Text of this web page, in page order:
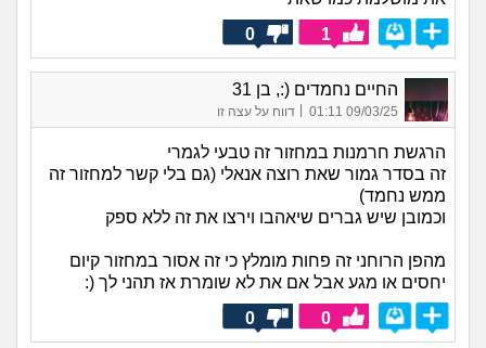
1
0
החיים נחמדים (:, בן 31
09/03/25 01:11
| דווח על עצה זו
הרגשת חרמנות במחזור זה טבעי לגמרי
זה בסדר גמור שאת רוצה אנאלי (גם בלי קשר למחזור זה
ממש נחמד)
וכמובן שיש גברים שיאהבו וירצו את זה ללא ספק
מהפן הרוחני זה פחות מומלץ כי זה אסור במחזור קיום
יחסים או מגע אבל אם את לא שומרת אז תהני לך (:
0
0